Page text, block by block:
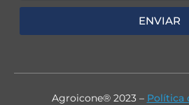
ENVIAR
Agroicone® 2023 – Política